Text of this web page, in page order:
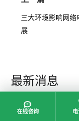
三大环境影响网络
展
最新消息
在线咨询
在线咨询